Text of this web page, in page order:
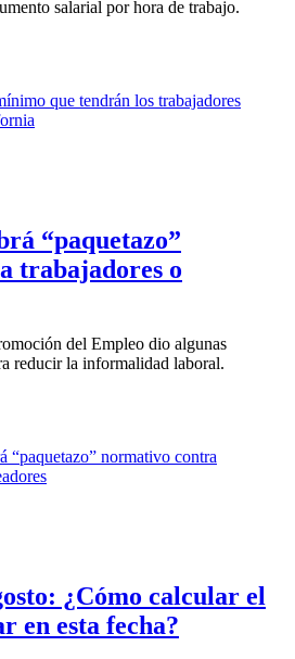
salarial por hora de trabajo.
“paquetazo”
trabajadores o
del Empleo dio algunas
reducir la informalidad laboral.
¿Cómo calcular el
en esta fecha?